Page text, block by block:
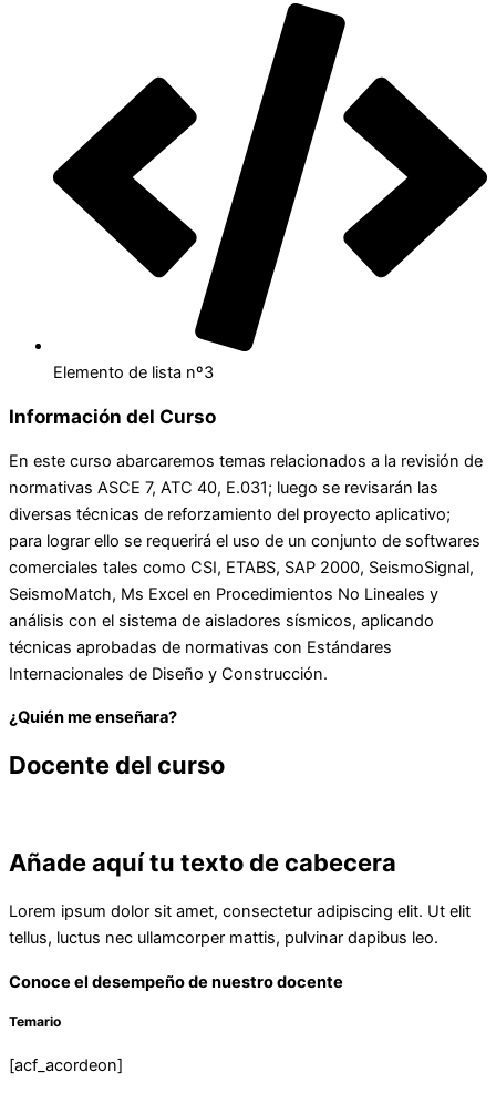
Elemento de lista nº3
Información del Curso
En este curso abarcaremos temas relacionados a la revisión de
normativas ASCE 7, ATC 40, E.031; luego se revisarán las
diversas técnicas de reforzamiento del proyecto aplicativo;
para lograr ello se requerirá el uso de un conjunto de softwares
comerciales tales como CSI, ETABS, SAP 2000, SeismoSignal,
SeismoMatch, Ms Excel en Procedimientos No Lineales y
análisis con el sistema de aisladores sísmicos, aplicando
técnicas aprobadas de normativas con Estándares
Internacionales de Diseño y Construcción.
¿Quién me enseñara?
Docente del curso
Añade aquí tu texto de cabecera
Lorem ipsum dolor sit amet, consectetur adipiscing elit. Ut elit
tellus, luctus nec ullamcorper mattis, pulvinar dapibus leo.
Conoce el desempeño de nuestro docente
Temario
[acf_acordeon]